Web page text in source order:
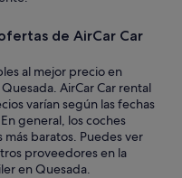
de AirCar Car
al mejor precio en
AirCar Car rental
varían según las fechas
general, los coches
baratos. Puedes ver
proveedores en la
en Quesada.